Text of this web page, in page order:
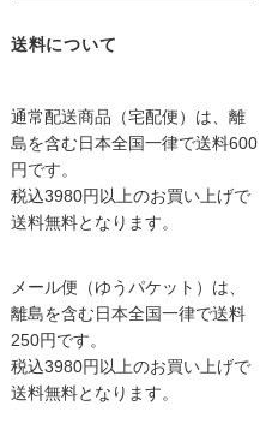
送料について
通常配送商品（宅配便）は、離
島を含む日本全国一律で送料600
円です。
税込3980円以上のお買い上げで
送料無料となります。
メール便（ゆうパケット）は、
離島を含む日本全国一律で送料
250円です。
税込3980円以上のお買い上げで
送料無料となります。